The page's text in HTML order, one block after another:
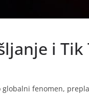
i Tik
globalni fenomen,